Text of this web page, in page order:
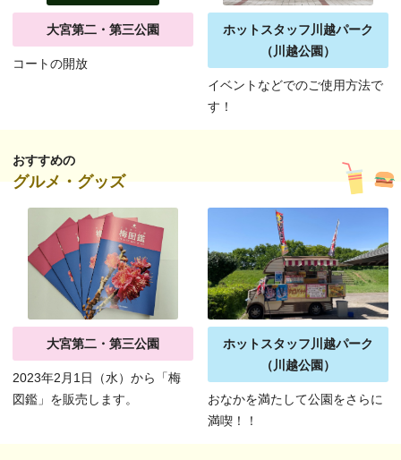
大宮第二・第三公園
コートの開放
ホットスタッフ川越パーク
（川越公園）
イベントなどでのご使用方法で
す！
おすすめの
グルメ・グッズ
大宮第二・第三公園
2023年2月1日（水）から「梅
図鑑」を販売します。
ホットスタッフ川越パーク
（川越公園）
おなかを満たして公園をさらに
満喫！！